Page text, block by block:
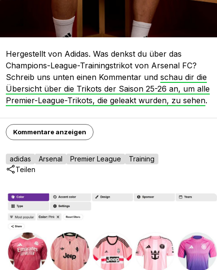
Hergestellt von Adidas. Was denkst du über das
Champions-League-Trainingstrikot von Arsenal FC?
Schreib uns unten einen Kommentar und schau dir die
Übersicht über die Trikots der Saison 25-26 an, um alle
Premier-League-Trikots, die geleakt wurden, zu sehen.
Kommentare anzeigen
adidas Arsenal Premier League
Training
Teilen